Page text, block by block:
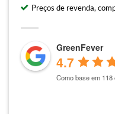
Preços de revenda,
GreenFever
4.7
Como base em 118